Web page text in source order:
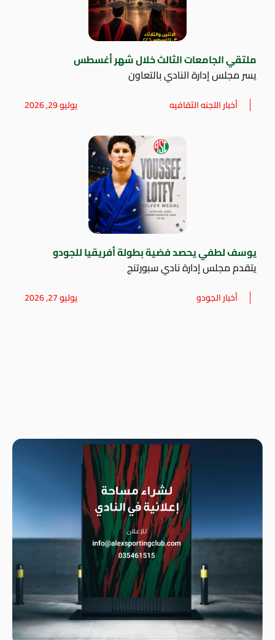
ملتقي الجامعات الثالث خلال شهر أغسطس
يسر مجلس إدارة النادي بالتعاون
أخبار اللجنه الثقافيه يوليو 29, 2026
يوسف لطفي يحصد فضية بطولة أفريقيا للجودو
يتقدم مجلس إدارة نادي سبورتنج
أخبار الجودو يوليو 27, 2026